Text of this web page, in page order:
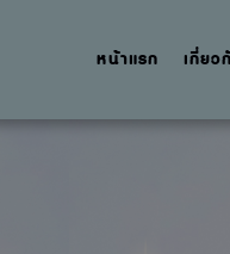
หน้าแรก เกี่ยว